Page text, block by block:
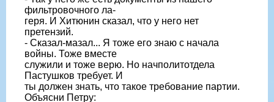
фильтровочного ла-
геря. И Хитюнин сказал, что у него нет
претензий.
- Сказал-мазал... Я тоже его знаю с начала
войны. Тоже вместе
служили и тоже верю. Но начполитотдела
Пастушков требует. И
ты должен знать, что такое требование партии.
Объясни Петру: